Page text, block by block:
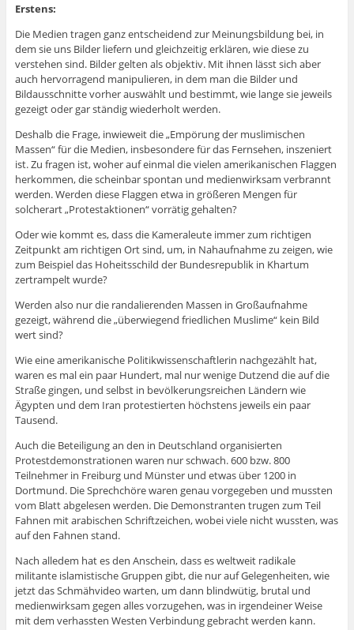
Erstens:
Die Medien tragen ganz entscheidend zur Meinungsbildung bei, in
dem sie uns Bilder liefern und gleichzeitig erklären, wie diese zu
verstehen sind. Bilder gelten als objektiv. Mit ihnen lässt sich aber
auch hervorragend manipulieren, in dem man die Bilder und
Bildausschnitte vorher auswählt und bestimmt, wie lange sie jeweils
gezeigt oder gar ständig wiederholt werden.
Deshalb die Frage, inwieweit die „Empörung der muslimischen
Massen“ für die Medien, insbesondere für das Fernsehen, inszeniert
ist. Zu fragen ist, woher auf einmal die vielen amerikanischen Flaggen
herkommen, die scheinbar spontan und medienwirksam verbrannt
werden. Werden diese Flaggen etwa in größeren Mengen für
solcherart „Protestaktionen“ vorrätig gehalten?
Oder wie kommt es, dass die Kameraleute immer zum richtigen
Zeitpunkt am richtigen Ort sind, um, in Nahaufnahme zu zeigen, wie
zum Beispiel das Hoheitsschild der Bundesrepublik in Khartum
zertrampelt wurde?
Werden also nur die randalierenden Massen in Großaufnahme
gezeigt, während die „überwiegend friedlichen Muslime“ kein Bild
wert sind?
Wie eine amerikanische Politikwissenschaftlerin nachgezählt hat,
waren es mal ein paar Hundert, mal nur wenige Dutzend die auf die
Straße gingen, und selbst in bevölkerungsreichen Ländern wie
Ägypten und dem Iran protestierten höchstens jeweils ein paar
Tausend.
Auch die Beteiligung an den in Deutschland organisierten
Protestdemonstrationen waren nur schwach. 600 bzw. 800
Teilnehmer in Freiburg und Münster und etwas über 1200 in
Dortmund. Die Sprechchöre waren genau vorgegeben und mussten
vom Blatt abgelesen werden. Die Demonstranten trugen zum Teil
Fahnen mit arabischen Schriftzeichen, wobei viele nicht wussten, was
auf den Fahnen stand.
Nach alledem hat es den Anschein, dass es weltweit radikale
militante islamistische Gruppen gibt, die nur auf Gelegenheiten, wie
jetzt das Schmähvideo warten, um dann blindwütig, brutal und
medienwirksam gegen alles vorzugehen, was in irgendeiner Weise
mit dem verhassten Westen Verbindung gebracht werden kann.